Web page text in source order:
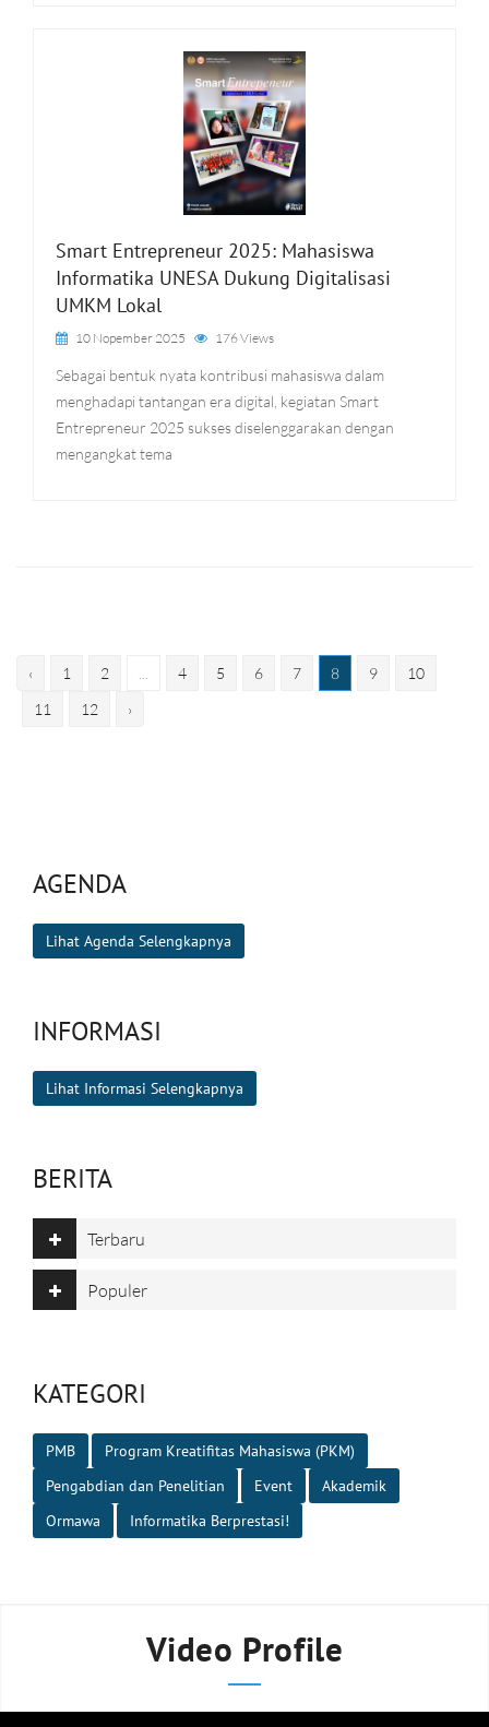
Smart Entrepreneur 2025: Mahasiswa
Informatika UNESA Dukung Digitalisasi
UMKM Lokal
10 Nopember 2025 176 Views
Sebagai bentuk nyata kontribusi mahasiswa dalam
menghadapi tantangan era digital, kegiatan Smart
Entrepreneur 2025 sukses diselenggarakan dengan
mengangkat tema
‹ 1 2 4 5 6 7 8 9
10
11
12 ›
AGENDA
Lihat Agenda Selengkapnya
INFORMASI
Lihat Informasi Selengkapnya
BERITA
Terbaru
Populer
KATEGORI
PMB
Program Kreatifitas Mahasiswa (PKM)
Pengabdian dan Penelitian
Event
Akademik
Ormawa
Informatika Berprestasi!
Video Profile